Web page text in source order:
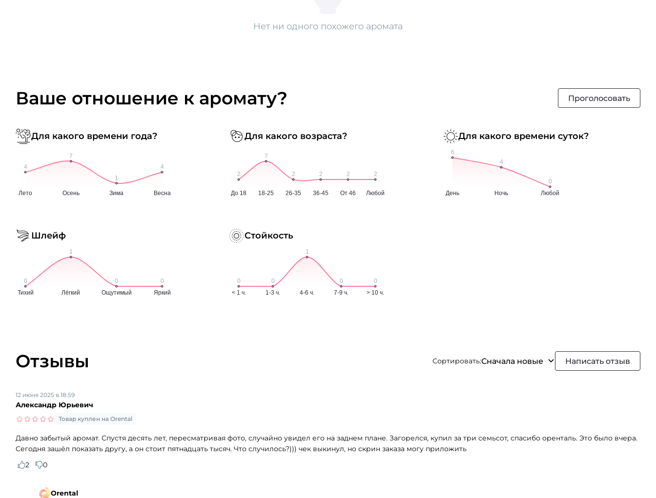
Нет ни одного похожего аромата
Ваше отношение к аромату? Проголосовать
Для какого времени года? Для какого возраста? Для какого времени суток?
Шлейф Стойкость
Отзывы Сортировать:Сначала новые Написать отзыв
Александр Юрьевич
12 июня 2025 в 18:59
Товар куплен на Orental
Давно забытый аромат. Спустя десять лет, пересматривая фото, случайно увидел его на заднем плане. Загорелся, купил за три семьсот, спасибо оренталь. Это было вчера.
Сегодня зашёл показать другу, а он стоит пятнадцать тысяч. Что случилось?))) чек выкинул, но скрин заказа могу приложить
2
0
Orental